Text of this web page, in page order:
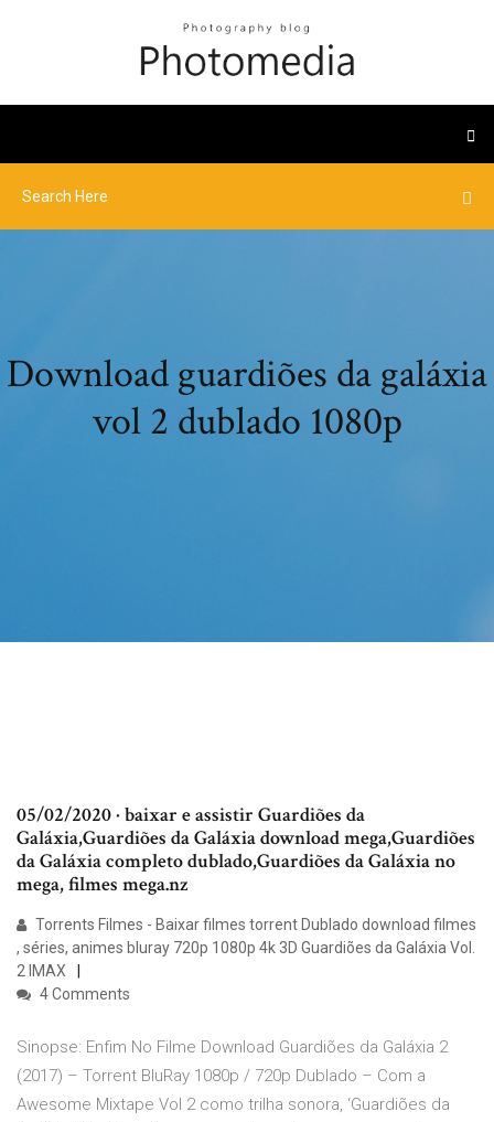
Download guardiões da galáxia
vol 2 dublado 1080p
05/02/2020 · baixar e assistir Guardiões da
Galáxia,Guardiões da Galáxia download mega,Guardiões
da Galáxia completo dublado,Guardiões da Galáxia no
mega, filmes mega.nz
Torrents Filmes - Baixar filmes torrent Dublado download filmes
, séries, animes bluray 720p 1080p 4k 3D Guardiões da Galáxia Vol.
2 IMAX
4 Comments
Sinopse: Enfim No Filme Download Guardiões da Galáxia 2
(2017) – Torrent BluRay 1080p / 720p Dublado – Com a
Awesome Mixtape Vol 2 como trilha sonora, ‘Guardiões da